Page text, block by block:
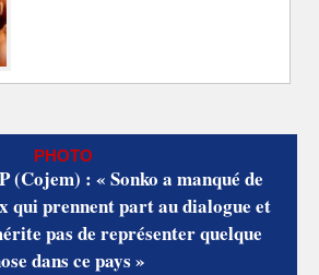
PHOTO
: « Sonko a manqué de
qui prennent part au dialogue et
pas de représenter quelque
dans ce pays »